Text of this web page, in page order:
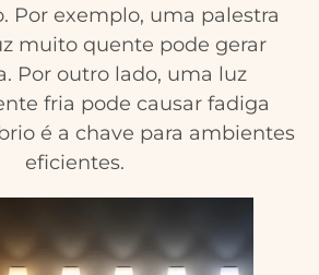
Por exemplo, uma palestra
muito quente pode gerar
Por outro lado, uma luz
fria pode causar fadiga
é a chave para ambientes
eficientes.